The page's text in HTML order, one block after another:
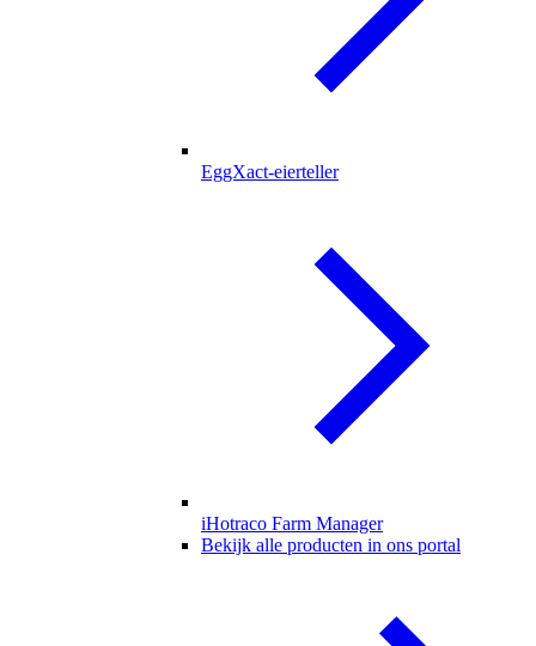
EggXact-eierteller
iHotraco Farm Manager
Bekijk alle producten in ons portal